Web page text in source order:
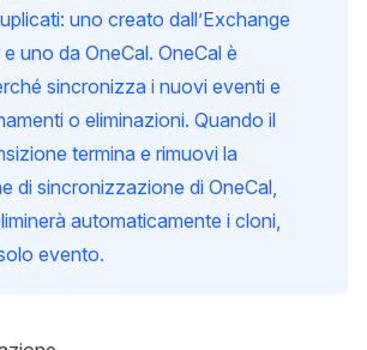
uno creato dall’Exchange
uno da OneCal. OneCal è
sincronizza i nuovi eventi e
o eliminazioni. Quando il
termina e rimuovi la
di sincronizzazione di OneCal,
automaticamente i cloni,
evento.